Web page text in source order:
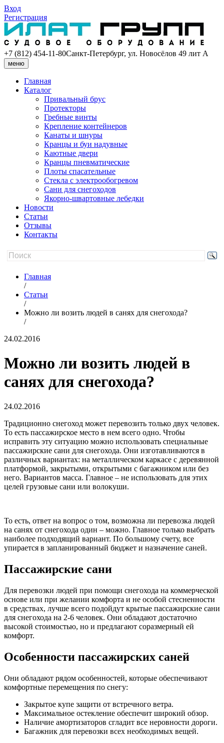
Вход
Регистрация
+7 (812) 454-11-80Санкт-Петербург, ул. Новосёлов 49 лит А
меню
Главная
Каталог
Привальный брус
Протекторы
Гребные винты
Крепление контейнеров
Канаты и шнуры
Кранцы и буи надувные
Каютные двери
Кранцы пневматические
Плоты спасательные
Стекла с электрообогревом
Сани для снегоходов
Якорно-швартовные лебедки
Новости
Статьи
Отзывы
Контакты
Главная
/
Статьи
/
Можно ли возить людей в санях для снегохода?
/
24.02.2016
Можно ли возить людей в
санях для снегохода?
24.02.2016
Традиционно снегоход может перевозить только двух человек.
То есть пассажирское место в нем всего одно. Чтобы
исправить эту ситуацию можно использовать специальные
пассажирские сани для снегохода. Они изготавливаются в
различных вариантах: на металлическом каркасе с деревянной
платформой, закрытыми, открытыми с багажником или без
него. Вариантов масса. Главное – не использовать для этих
целей грузовые сани или волокуши.
То есть, ответ на вопрос о том, возможна ли перевозка людей
на санях от снегохода один – можно. Главное только выбрать
наиболее подходящий вариант. По большому счету, все
упирается в запланированный бюджет и назначение саней.
Пассажирские сани
Для перевозки людей при помощи снегохода на коммерческой
основе или при желании комфорта и не особой стесненности
в средствах, лучше всего подойдут крытые пассажирские сани
для снегохода на 2-6 человек. Они обладают достаточно
высокой стоимостью, но и предлагают соразмерный ей
комфорт.
Особенности пассажирских саней
Они обладают рядом особенностей, которые обеспечивают
комфортные перемещения по снегу:
Закрытое купе защити от встречного ветра.
Максимальное остекление обеспечит широкий обзор.
Наличие амортизаторов сгладит все неровности дороги.
Багажник для перевозки всех необходимых вещей.